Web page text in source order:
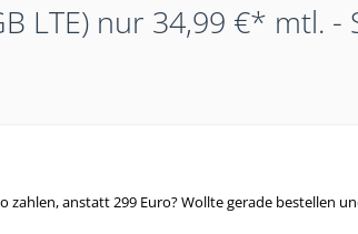
LTE) nur 34,99 €* mtl. -
zahlen, anstatt 299 Euro? Wollte gerade bestellen